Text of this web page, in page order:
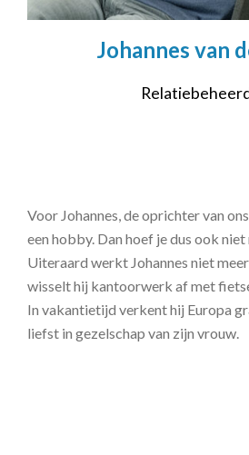
Johannes van
Voor Johannes, de oprichter van
een hobby. Dan hoef je dus ook
Uiteraard werkt Johannes niet
wisselt hij kantoorwerk af met
In vakantietijd verkent hij Europa
liefst in gezelschap van zijn vrouw.